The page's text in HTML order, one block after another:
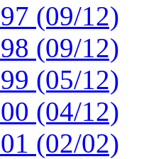
(09/12)
(09/12)
(05/12)
(04/12)
(02/02)